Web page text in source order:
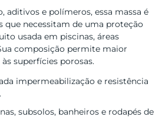
aditivos e polímeros, essa massa é
que necessitam de uma proteção
usada em piscinas, áreas
composição permite maior
superfícies porosas.
impermeabilização e resistência
subsolos, banheiros e rodapés de